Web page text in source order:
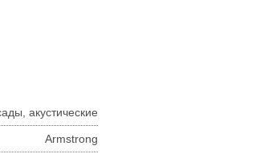
акустические
Armstrong